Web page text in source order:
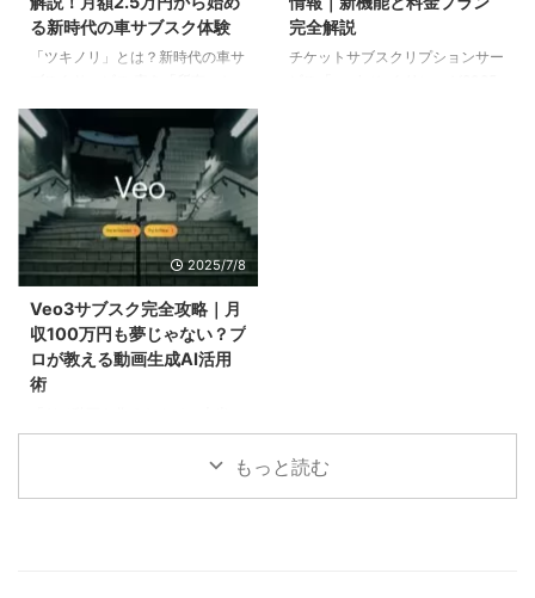
ータ2021年市場規模推定1,816億
円家庭での普及率わずか4%程度
主な障壁コスト負担への懸念 さ
りや保管スペースの問題です。
重たいボ ...
その中でも外食費や調理済み食品
（コンビニ含む）への支出が大き
な割合を占めているのが現状で
る新時代の車サブスク体験
「ツキノリ」とは？新時代の車サ
ら「利用」へ－時代の変化を捉え
た革新的サービス 「新車は高す
ぎるし、中古車は品質が心配...」
「短期間だけ車が欲しいけど、購
入するほどじゃない」 「維持費
やメンテナンスの手間を考える
と、車を持つのが億劫」 そんな
現代人の悩みに応えるために、ダ
イハツが満を持してリリースした
のが中古車サブスクリプションサ
ービス「ツキノリ」です。 本格
展開を開始した「ツキノリ」は、
従来の「車は購入するもの」とい
制で必要な期間だけ車を利用 ...
完全解説
チケットサブスクリプションサー
...
2025/7/8
Veo3サブスク完全攻略｜月
収100万円も夢じゃない？プ
ロが教える動画生成AI活用
術
実用的なの？」 もしあなたがま
だそんな疑問を抱いているなら、もっと読む